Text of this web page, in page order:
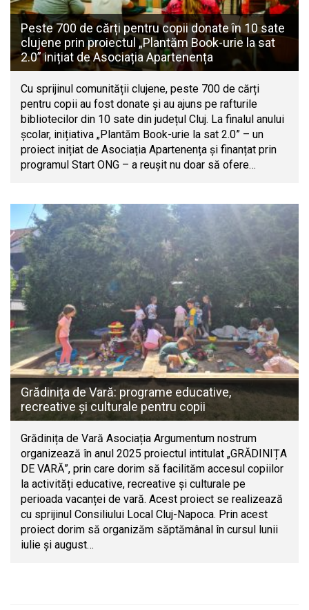
Peste 700 de cărți pentru copii donate în 10 sate
clujene prin proiectul „Plantăm Book-urie la sat
2.0” inițiat de Asociația Apartenența
Cu sprijinul comunității clujene, peste 700 de cărți
pentru copii au fost donate și au ajuns pe rafturile
bibliotecilor din 10 sate din județul Cluj. La finalul anului
școlar, inițiativa „Plantăm Book-urie la sat 2.0” – un
proiect inițiat de Asociația Apartenența și finanțat prin
programul Start ONG – a reușit nu doar să ofere…
Grădinița de Vară: programe educative,
recreative și culturale pentru copii
Grădinița de Vară Asociația Argumentum nostrum
organizează în anul 2025 proiectul intitulat „GRĂDINIȚA
DE VARĂ”, prin care dorim să facilităm accesul copiilor
la activități educative, recreative și culturale pe
perioada vacanței de vară. Acest proiect se realizează
cu sprijinul Consiliului Local Cluj-Napoca. Prin acest
proiect dorim să organizăm săptămânal în cursul lunii
iulie și august…